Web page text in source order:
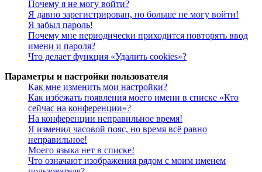
Почему я не могу войти?
Я давно зарегистрирован, но больше не могу войти!
Я забыл пароль!
Почему мне периодически приходится повторять ввод
имени и пароля?
Что делает функция «Удалить cookies»?
Параметры и настройки пользователя
Как мне изменить мои настройки?
Как избежать появления моего имени в списке «Кто
сейчас на конференции»?
На конференции неправильное время!
Я изменил часовой пояс, но время всё равно
неправильное!
Моего языка нет в списке!
Что означают изображения рядом с моим именем